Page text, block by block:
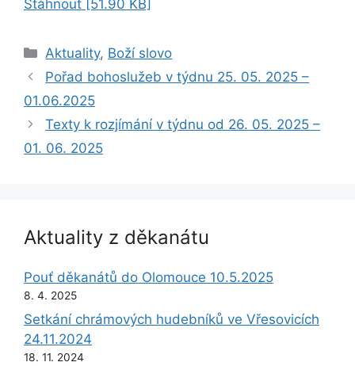
Stáhnout [51.90 KB]
Rubriky
Aktuality, Boží slovo
Pořad bohoslužeb v týdnu 25. 05. 2025 –
01.06.2025
Texty k rozjímání v týdnu od 26. 05. 2025 –
01. 06. 2025
Aktuality z děkanátu
Pouť děkanátů do Olomouce 10.5.2025
8. 4. 2025
Setkání chrámových hudebníků ve Vřesovicích
24.11.2024
18. 11. 2024